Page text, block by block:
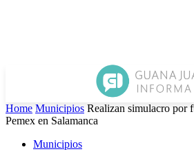
Home Municipios Realizan simulacro por
Pemex en Salamanca
Municipios